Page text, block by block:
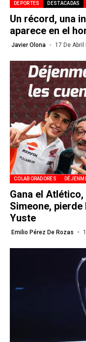
DEPORTES DESTACADAS
Un récord, una
aparece en el
Javier Olona 17 De Abril
COLABORADORES
Gana el
Simeone,
Yuste
Emilio Pérez De Rozas